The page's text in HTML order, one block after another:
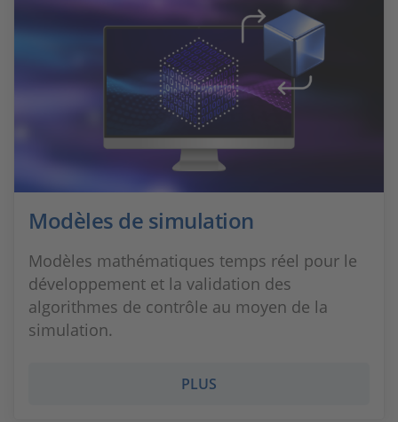
Modèles de simulation
Modèles mathématiques temps réel pour le
développement et la validation des
algorithmes de contrôle au moyen de la
simulation.
PLUS